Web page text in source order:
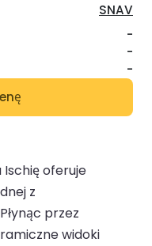
SNAV
-
-
-
oferuje
z
przez
widoki